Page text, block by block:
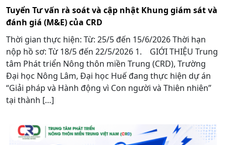
Tuyển Tư vấn rà soát và cập nhật Khung giám sát và
đánh giá (M&E) của CRD
Thời gian thực hiện: Từ: 25/5 đến 15/6/2026 Thời hạn
nộp hồ sơ: Từ 18/5 đến 22/5/2026 1. GIỚI THIỆU Trung
tâm Phát triển Nông thôn miền Trung (CRD), Trường
Đại học Nông Lâm, Đại học Huế đang thực hiện dự án
“Giải pháp và Hành động vì Con người và Thiên nhiên”
tại thành […]